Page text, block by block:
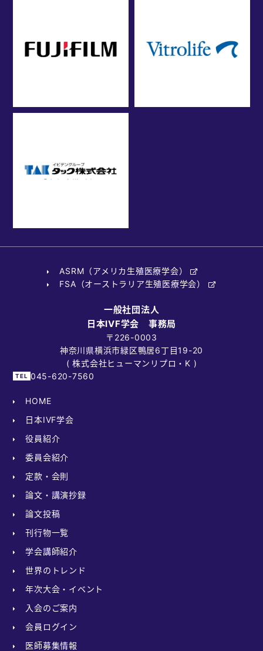
ASRM（アメリカ生殖医療学会）
FSA（オーストラリア生殖医療学会）
一般社団法人
日本IVF学会 事務局
〒226-0003
神奈川県横浜市緑区鴨居6丁目19-20
( 株式会社ヒューマンリプロ・K )
045-620-7560
HOME
日本IVF学会
役員紹介
委員会紹介
定款・会則
論文・講演抄録
論文投稿
刊行物一覧
学会講師紹介
世界のトレンド
年次大会・イベント
入会のご案内
会員ログイン
医師募集情報